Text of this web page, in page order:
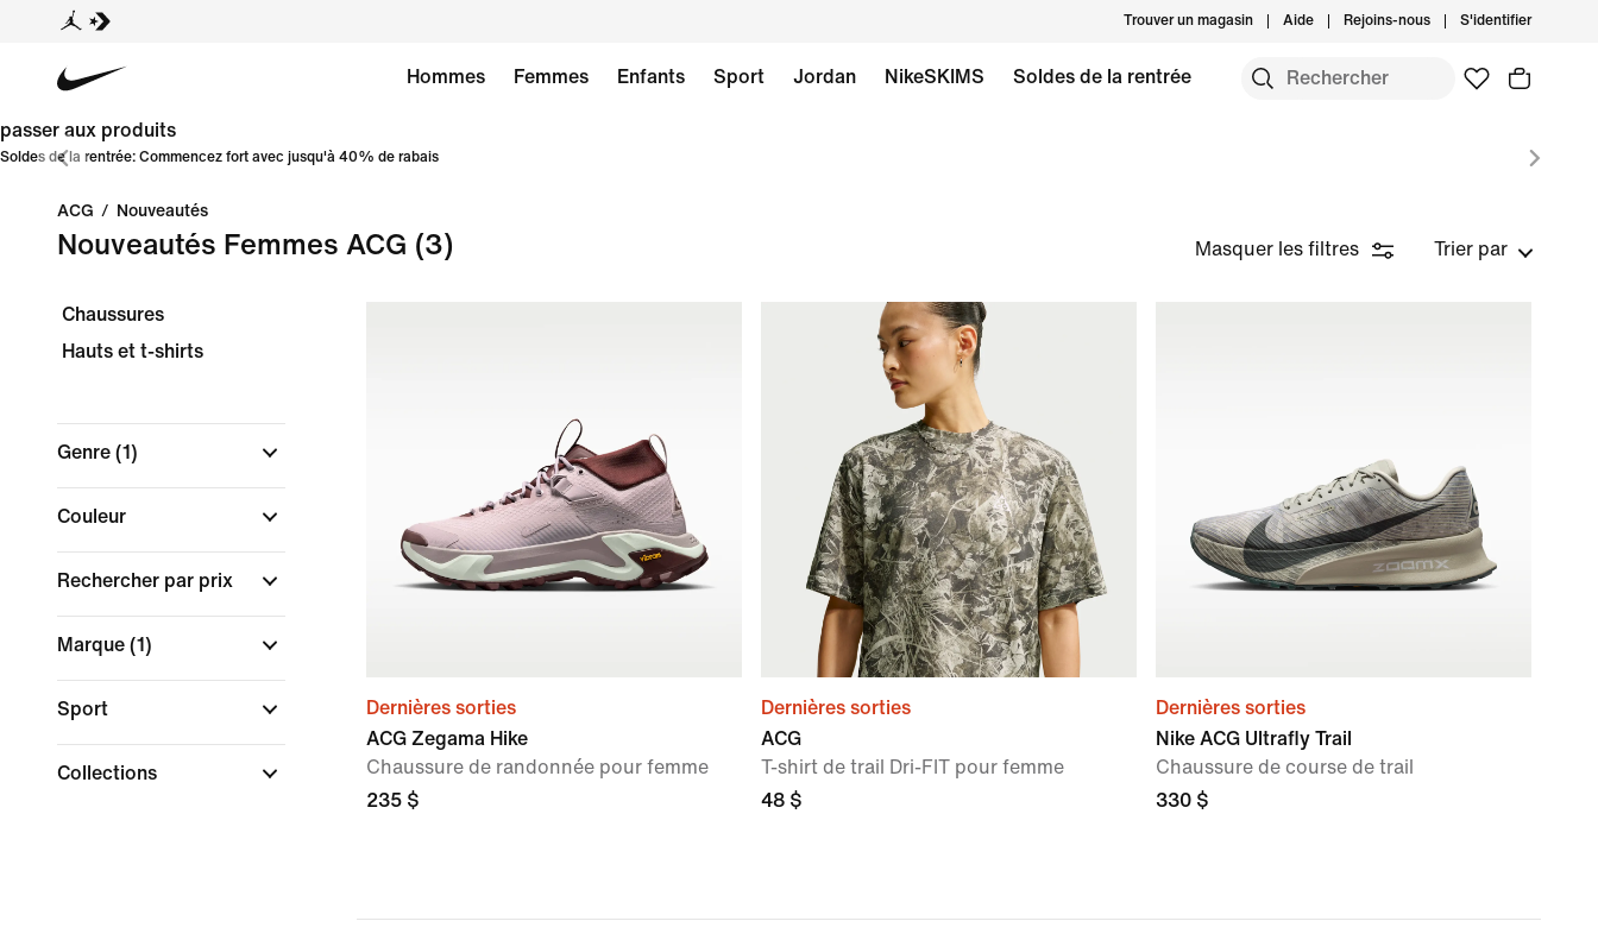
Trouver un magasin Aide Rejoins-nous S'identifier
Hommes Femmes Enfants Sport Jordan NikeSKIMS Soldes de la rentrée
passer aux produits
Soldes de la rentrée: Commencez fort avec jusqu'à 40% de rabais
ACG / Nouveautés
Nouveautés Femmes ACG (3) Masquer les filtres Trier par
Chaussures
Hauts et t-shirts
Genre (1)
Couleur
Rechercher par prix
Marque (1)
Sport
Collections
Dernières sorties
ACG Zegama Hike
Chaussure de randonnée pour femme
235 $
Dernières sorties
ACG
T-shirt de trail Dri-FIT pour femme
48 $
Dernières sorties
Nike ACG Ultrafly Trail
Chaussure de course de trail
330 $